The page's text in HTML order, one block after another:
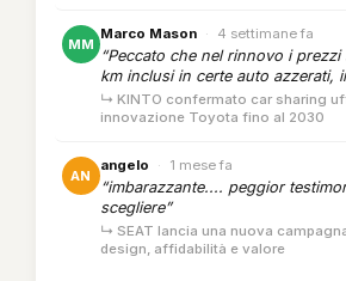
MM
Marco Mason · 4 settimane fa
“Peccato che nel rinnovo i
km inclusi in certe auto azzerati,
↳ KINTO confermato car sharing
innovazione Toyota fino al 2030
AN
angelo · 1 mese fa
“imbarazzante.... peggior
scegliere”
↳ SEAT lancia una nuova
design, affidabilità e valore